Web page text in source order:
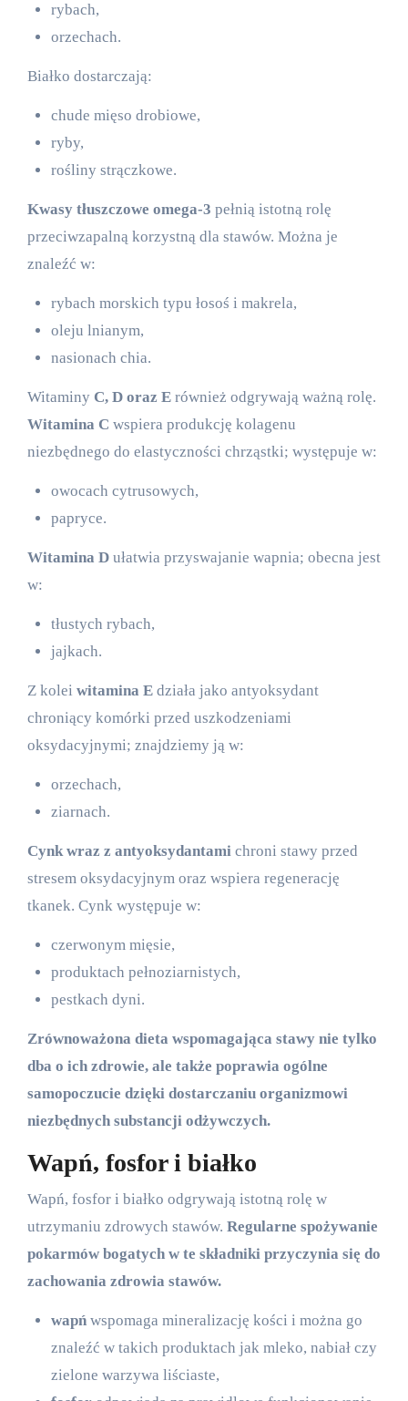
rybach,
orzechach.
Białko dostarczają:
chude mięso drobiowe,
ryby,
rośliny strączkowe.
Kwasy tłuszczowe omega-3 pełnią istotną rolę
przeciwzapalną korzystną dla stawów. Można je
znaleźć w:
rybach morskich typu łosoś i makrela,
oleju lnianym,
nasionach chia.
Witaminy C, D oraz Erównież odgrywają ważną rolę.
Witamina C wspiera produkcję kolagenu
niezbędnego do elastyczności chrząstki; występuje w:
owocach cytrusowych,
papryce.
Witamina Dułatwia przyswajanie wapnia; obecna jest
w:
tłustych rybach,
jajkach.
Z kolei witamina Edziała jako antyoksydant
chroniący komórki przed uszkodzeniami
oksydacyjnymi; znajdziemy ją w:
orzechach,
ziarnach.
Cynk wraz z antyoksydantamichroni stawy przed
stresem oksydacyjnym oraz wspiera regenerację
tkanek. Cynk występuje w:
czerwonym mięsie,
produktach pełnoziarnistych,
pestkach dyni.
Zrównoważona dieta wspomagająca stawy nie tylko
dba o ich zdrowie, ale także poprawia ogólne
samopoczucie dzięki dostarczaniu organizmowi
niezbędnych substancji odżywczych.
Wapń, fosfor i białko
Wapń, fosfor i białko odgrywają istotną rolę w
utrzymaniu zdrowych stawów. Regularne spożywanie
pokarmów bogatych w te składniki przyczynia się do
zachowania zdrowia stawów.
wapńwspomaga mineralizację kości i można go
znaleźć w takich produktach jak mleko, nabiał czy
zielone warzywa liściaste,